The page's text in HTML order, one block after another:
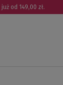
od 149,00 zł.